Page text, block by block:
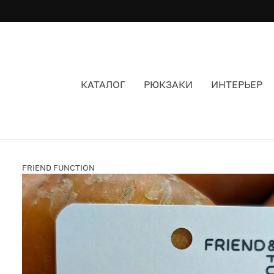
КАТАЛОГ РЮКЗАКИ ИНТЕРЬЕР
FRIEND FUNCTION